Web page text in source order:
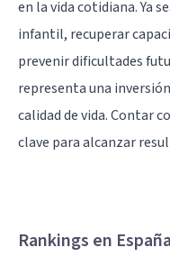
en la vida cotidiana. Ya
infantil, recuperar
prevenir dificultades
representa una
calidad de vida. Contar
clave para alcanzar
Rankings en España